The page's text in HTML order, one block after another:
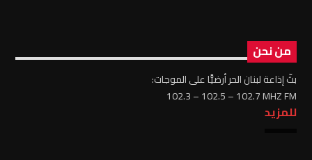
من نحن
بثّ إذاعة لبنان الحر أرضيًّا على الموجات:
102.3 – 102.5 – 102.7 MHZ FM
للمزيد